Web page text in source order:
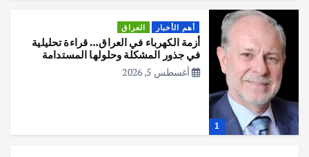
1
أهم الأخبار العراق
أزمة الكهرباء في العراق… قراءة تحليلية
في جذور المشكلة وحلولها المستدامة
أغسطس 5, 2026